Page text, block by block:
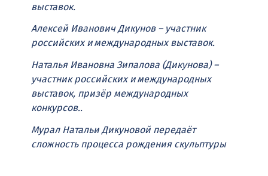
выставок.
Алексей Иванович Дикунов – участник
российских и международных выставок.
Наталья Ивановна Зипалова (Дикунова) –
участник российских и международных
выставок, призёр международных
конкурсов..
Мурал Натальи Дикуновой передаёт
сложность процесса рождения скульптуры